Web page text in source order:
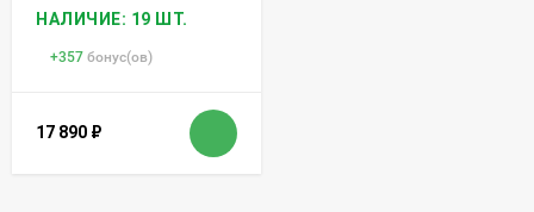
НАЛИЧИЕ: 19 ШТ.
+357 бонус(ов)
17 890 ₽